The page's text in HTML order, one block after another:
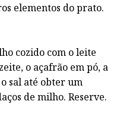
elementos do prato.
cozido com o leite
o açafrão em pó, a
sal até obter um
de milho. Reserve.